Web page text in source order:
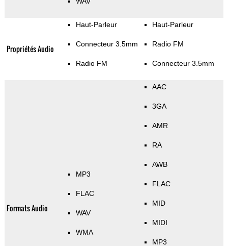
Propriétés Audio
Haut-Parleur
Connecteur 3.5mm
Radio FM
Haut-Parleur
Radio FM
Connecteur 3.5mm
Formats Audio
MP3
FLAC
WAV
WMA
AAC
3GA
AMR
RA
AWB
FLAC
MID
MIDI
MP3